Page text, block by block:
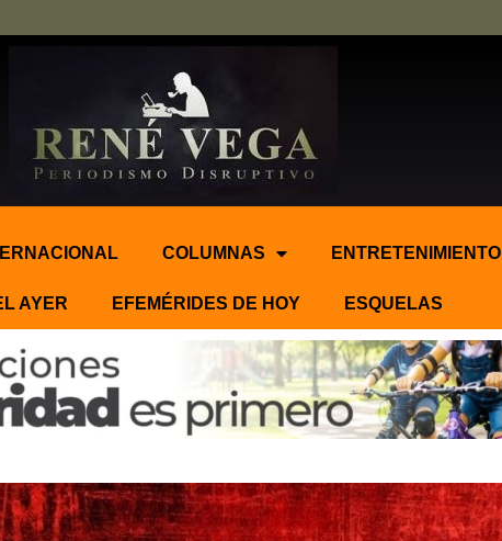
COLUMNAS ENTRETENIMIENTO
AYER EFEMÉRIDES DE HOY ESQUELAS